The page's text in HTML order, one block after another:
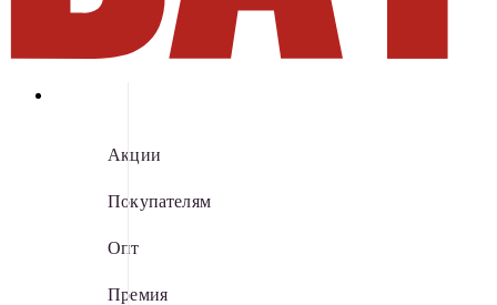
Акции
Покупателям
Опт
Премия